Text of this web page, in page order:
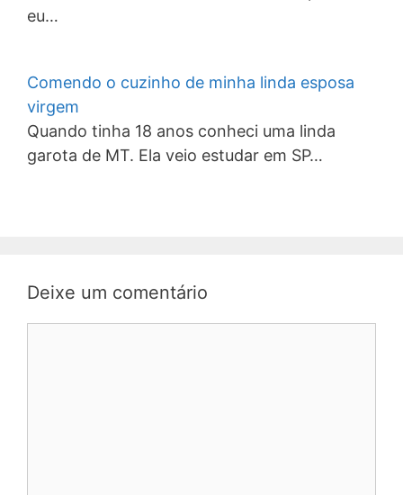
eu…
Comendo o cuzinho de minha linda esposa
virgem
Quando tinha 18 anos conheci uma linda
garota de MT. Ela veio estudar em SP…
Deixe um comentário